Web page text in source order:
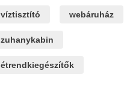
víztisztító webáruház
zuhanykabin
étrendkiegészítők